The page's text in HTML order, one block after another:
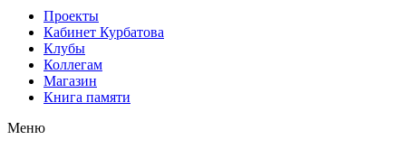
Проекты
Кабинет Курбатова
Клубы
Коллегам
Магазин
Книга памяти
Меню